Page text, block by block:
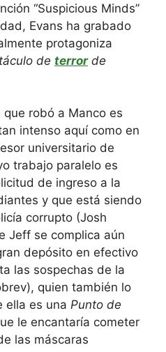
“Suspicious Minds”
Evans ha grabado
protagoniza
de terrorde
robó a Manco es
intenso aquí como en
universitario de
trabajo paralelo es
de ingreso a la
y que está siendo
corrupto (Josh
Jeff se complica aún
depósito en efectivo
las sospechas de la
quien también lo
ella es una Punto de
le encantaría cometer
las máscaras